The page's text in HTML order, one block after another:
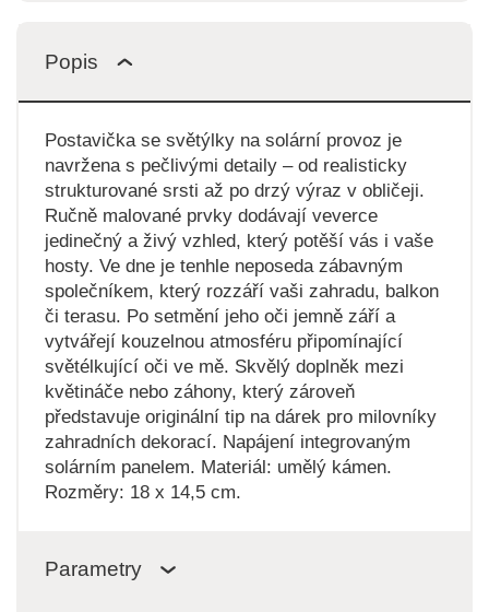
Popis
Postavička se světýlky na solární provoz je
navržena s pečlivými detaily – od realisticky
strukturované srsti až po drzý výraz v obličeji.
Ručně malované prvky dodávají veverce
jedinečný a živý vzhled, který potěší vás i vaše
hosty. Ve dne je tenhle neposeda zábavným
společníkem, který rozzáří vaši zahradu, balkon
či terasu. Po setmění jeho oči jemně září a
vytvářejí kouzelnou atmosféru připomínající
světélkující oči ve mě. Skvělý doplněk mezi
květináče nebo záhony, který zároveň
představuje originální tip na dárek pro milovníky
zahradních dekorací. Napájení integrovaným
solárním panelem. Materiál: umělý kámen.
Rozměry: 18 x 14,5 cm.
Parametry